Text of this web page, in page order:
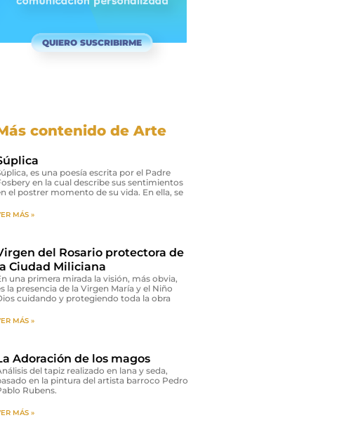
QUIERO SUSCRIBIRME
contenido de Arte
es una poesía escrita por el Padre
en la cual describe sus sentimientos
el postrer momento de su vida. En ella, se
MÁS »
del Rosario protectora de
Ciudad Miliciana
una primera mirada la visión, más obvia,
la presencia de la Virgen María y el Niño
cuidando y protegiendo toda la obra
MÁS »
Adoración de los magos
del tapiz realizado en lana y seda,
en la pintura del artista barroco Pedro
Rubens.
MÁS »